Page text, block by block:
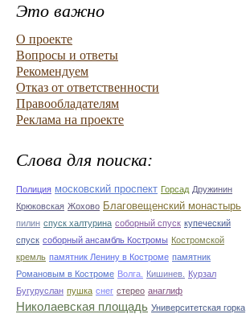
Это важно
О проекте
Вопросы и ответы
Рекомендуем
Отказ от ответственности
Правообладателям
Реклама на проекте
Слова для поиска:
Полиция московский проспект Горсад Дружинин
Крюковская Жохово Благовещенский монастырь
пилин спуск халтурина соборный спуск купеческий
спуск соборный ансамбль Костромы Костромской
кремль памятник Ленину в Костроме памятник
Романовым в Костроме Волга. Кишинев.
Курзал
Бугуруслан пушка снег стерео анаглиф
Николаевская площадь Университетская горка